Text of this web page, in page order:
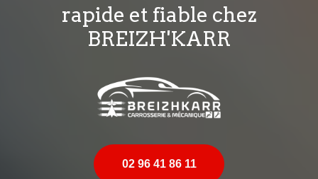
rapide et fiable chez
BREIZH'KARR
02 96 41 86 11